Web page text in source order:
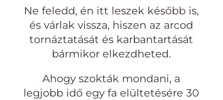
Ne feledd, én itt leszek később is,
és várlak vissza, hiszen az arcod
tornáztatását és karbantartását
bármikor elkezdheted.
Ahogy szokták mondani, a
legjobb idő egy fa elültetésére 30